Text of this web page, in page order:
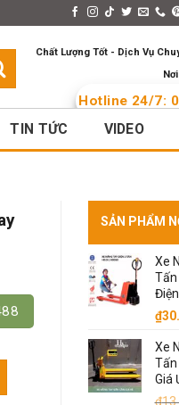
Chất Lượng Tốt - Dịch Vụ
Nơi
Hotline 24/7:
TIN TỨC VIDEO
Dài 1.2m số lượng
SẢN PHẨM
Xe
Tấn
₫
Xe
Tấn
Giá
₫